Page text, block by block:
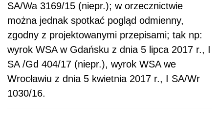
SA/Wa 3169/15 (niepr.); w orzecznictwie
można jednak spotkać pogląd odmienny,
zgodny z projektowanymi przepisami; tak np:
wyrok WSA w Gdańsku z dnia 5 lipca 2017 r., I
SA /Gd 404/17 (niepr.), wyrok WSA we
Wrocławiu z dnia 5 kwietnia 2017 r., I SA/Wr
1030/16.